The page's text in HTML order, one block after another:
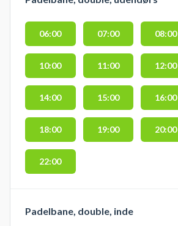
06:00 07:00 08:00
10:00 11:00 12:00
14:00 15:00 16:00
18:00 19:00 20:00
22:00
Padelbane, double, inde